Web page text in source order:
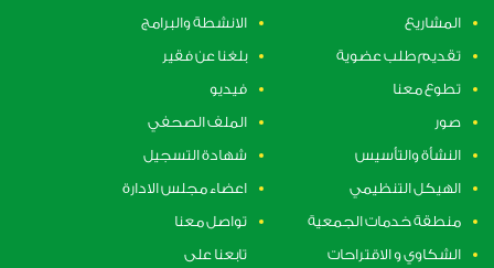
المشاريع
الانشطة والبرامج
تقديم طلب عضوية
بلغنا عن فقير
تطوع معنا
فيديو
صور
الملف الصحفي
النشأة والتأسيس
شهادة التسجيل
الهيكل التنظيمي
اعضاء مجلس الادارة
منطقة خدمات الجمعية
تواصل معنا
الشكاوي و الاقتراحات
تابعنا على